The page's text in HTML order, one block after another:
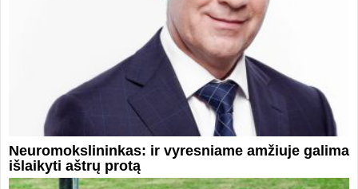
Neuromokslininkas: ir vyresniame amžiuje galima
išlaikyti aštrų protą